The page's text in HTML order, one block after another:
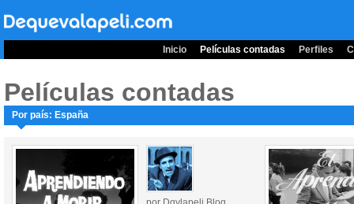
Inicio Películas contadas Perfiles
Películas contadas
Por país: España